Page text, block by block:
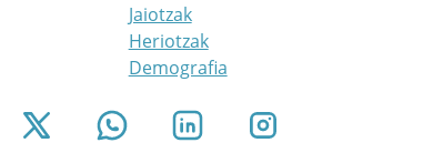
Jaiotzak
Heriotzak
Demografia